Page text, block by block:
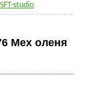
SFT-studio
Мех оленя